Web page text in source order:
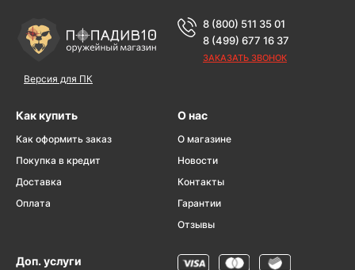
Версия для ПК
8 (800) 511 35 01
8 (499) 677 16 37
ЗАКАЗАТЬ ЗВОНОК
Как купить
Как оформить заказ
Покупка в кредит
Доставка
Оплата
О нас
О магазине
Новости
Контакты
Гарантии
Отзывы
Доп. услуги